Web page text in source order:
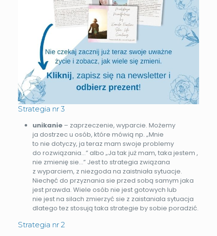
Strategia nr 3
unikanie– zaprzeczenie, wyparcie. Możemy
ja dostrzec u osób, które mówią np. „Mnie
to nie dotyczy, ja teraz mam swoje problemy
do rozwiązania…” albo „Ja tak już mam, taka jestem ,
nie zmienię sie…” Jest to strategia związana
z wyparciem, z niezgoda na zaistniała sytuacje.
Niechęć do przyznania sie przed sobą samym jaka
jest prawda. Wiele osób nie jest gotowych lub
nie jest na silach zmierzyć sie z zaistaniala sytuacja
dlatego tez stosują taka strategie by sobie poradzić.
Strategia nr 2